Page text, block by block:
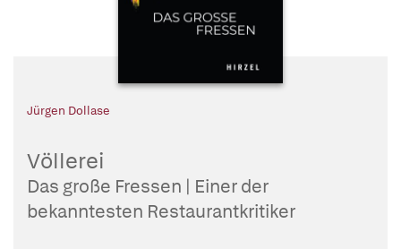
Jürgen Dollase
Völlerei
Das große Fressen | Einer der
bekanntesten Restaurantkritiker